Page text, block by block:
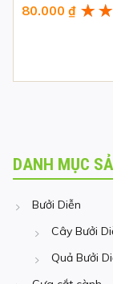
80.000 ₫
DANH MỤC
Bưởi Diễn
Cây Bưởi
Quả Bưởi